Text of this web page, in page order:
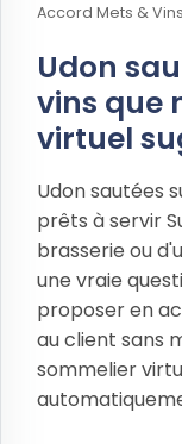
Accord Mets & Vins
Udon
vins que
virtuel
Udon sautées
prêts à servir
brasserie ou
une vraie
proposer en
au client sans
sommelier